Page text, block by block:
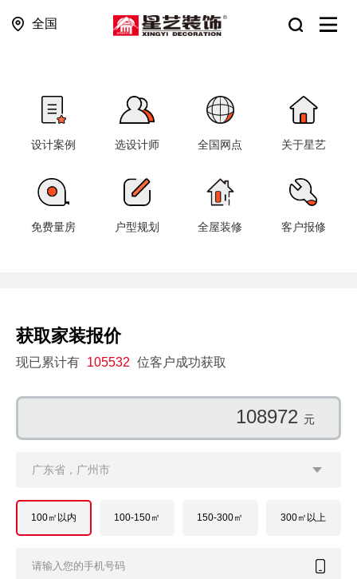
全国
设计案例 选设计师 全国网点 关于星艺
免费量房 户型规划 全屋装修 客户报修
获取家装报价
现已累计有 105532 位客户成功获取
99812 元
广东省，广州市
100㎡以内 100-150㎡ 150-300㎡ 300㎡以上